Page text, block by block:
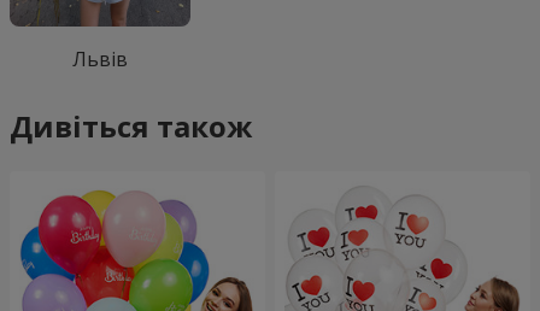
Львів
Дивіться також